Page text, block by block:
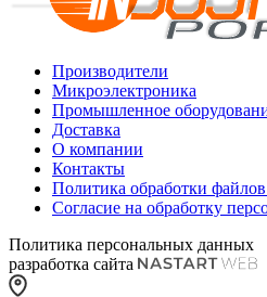
Производители
Микроэлектроника
Промышленное
Доставка
О компании
Контакты
Политика обработки
Согласие на обработку
Политика персональных данных
разработка сайта